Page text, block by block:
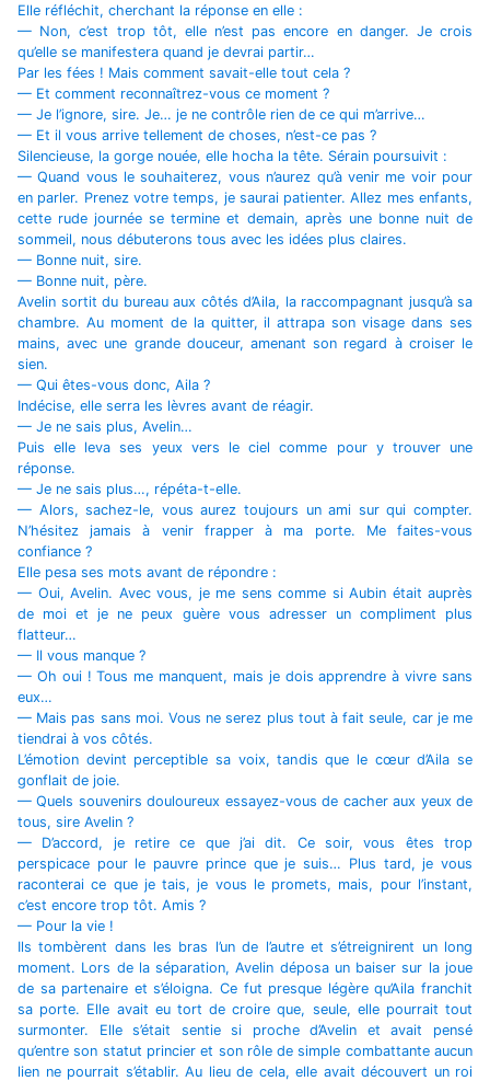
Elle réfléchit, cherchant la réponse en elle :
— Non, c’est trop tôt, elle n’est pas encore en danger. Je crois
qu’elle se manifestera quand je devrai partir…
Par les fées ! Mais comment savait-elle tout cela ?
— Et comment reconnaîtrez-vous ce moment ?
— Je l’ignore, sire. Je… je ne contrôle rien de ce qui m’arrive…
— Et il vous arrive tellement de choses, n’est-ce pas ?
Silencieuse, la gorge nouée, elle hocha la tête. Sérain poursuivit :
— Quand vous le souhaiterez, vous n’aurez qu’à venir me voir pour
en parler. Prenez votre temps, je saurai patienter. Allez mes enfants,
cette rude journée se termine et demain, après une bonne nuit de
sommeil, nous débuterons tous avec les idées plus claires.
— Bonne nuit, sire.
— Bonne nuit, père.
Avelin sortit du bureau aux côtés d’Aila, la raccompagnant jusqu’à sa
chambre. Au moment de la quitter, il attrapa son visage dans ses
mains, avec une grande douceur, amenant son regard à croiser le
sien.
— Qui êtes-vous donc, Aila ?
Indécise, elle serra les lèvres avant de réagir.
— Je ne sais plus, Avelin…
Puis elle leva ses yeux vers le ciel comme pour y trouver une
réponse.
— Je ne sais plus…, répéta-t-elle.
— Alors, sachez-le, vous aurez toujours un ami sur qui compter.
N’hésitez jamais à venir frapper à ma porte. Me faites-vous
confiance ?
Elle pesa ses mots avant de répondre :
— Oui, Avelin. Avec vous, je me sens comme si Aubin était auprès
de moi et je ne peux guère vous adresser un compliment plus
flatteur…
— Il vous manque ?
— Oh oui ! Tous me manquent, mais je dois apprendre à vivre sans
eux…
— Mais pas sans moi. Vous ne serez plus tout à fait seule, car je me
tiendrai à vos côtés.
L’émotion devint perceptible sa voix, tandis que le cœur d’Aila se
gonflait de joie.
— Quels souvenirs douloureux essayez-vous de cacher aux yeux de
tous, sire Avelin ?
— D’accord, je retire ce que j’ai dit. Ce soir, vous êtes trop
perspicace pour le pauvre prince que je suis… Plus tard, je vous
raconterai ce que je tais, je vous le promets, mais, pour l’instant,
c’est encore trop tôt. Amis ?
— Pour la vie !
Ils tombèrent dans les bras l’un de l’autre et s’étreignirent un long
moment. Lors de la séparation, Avelin déposa un baiser sur la joue
de sa partenaire et s’éloigna. Ce fut presque légère qu’Aila franchit
sa porte. Elle avait eu tort de croire que, seule, elle pourrait tout
surmonter. Elle s’était sentie si proche d’Avelin et avait pensé
qu’entre son statut princier et son rôle de simple combattante aucun
lien ne pourrait s’établir. Au lieu de cela, elle avait découvert un roi